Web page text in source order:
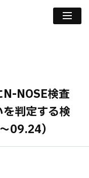
NOSE検査
を判定する検
09.24）